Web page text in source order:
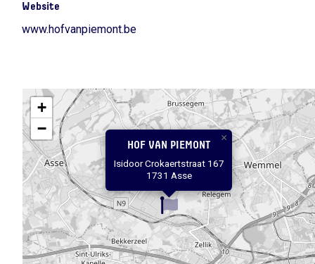
Website
www.hofvanpiemont.be
HOF VAN PIEMONT
Isidoor Crokaertstraat 167
1731 Asse
×
+
−